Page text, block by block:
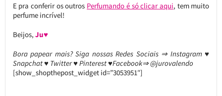
E pra conferir os outros Perfumando é só clicar aqui, tem muito
perfume incrível!
Beijos, Ju♥
Bora papear mais? Siga nossas Redes Sociais ⇒ Instagram ♥
Snapchat ♥ Twitter ♥ Pinterest ♥Facebook⇒ @jurovalendo
[show_shopthepost_widget id=”3053951″]